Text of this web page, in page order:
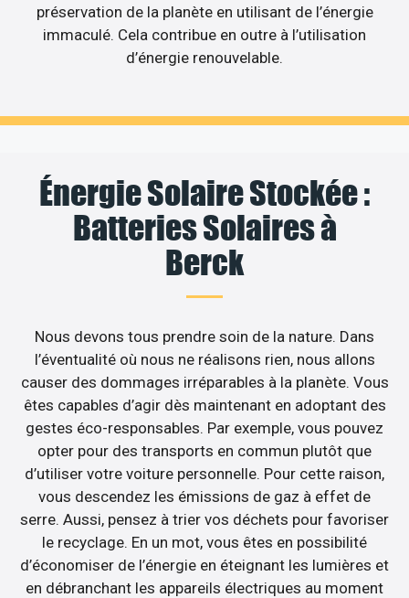
préservation de la planète en utilisant de l’énergie
immaculé. Cela contribue en outre à l’utilisation
d’énergie renouvelable.
Énergie Solaire Stockée :
Batteries Solaires à
Berck
Nous devons tous prendre soin de la nature. Dans
l’éventualité où nous ne réalisons rien, nous allons
causer des dommages irréparables à la planète. Vous
êtes capables d’agir dès maintenant en adoptant des
gestes éco-responsables. Par exemple, vous pouvez
opter pour des transports en commun plutôt que
d’utiliser votre voiture personnelle. Pour cette raison,
vous descendez les émissions de gaz à effet de
serre. Aussi, pensez à trier vos déchets pour favoriser
le recyclage. En un mot, vous êtes en possibilité
d’économiser de l’énergie en éteignant les lumières et
en débranchant les appareils électriques au moment